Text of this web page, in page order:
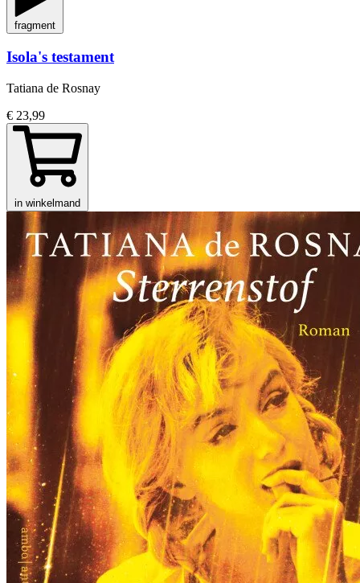
fragment
Isola's testament
Tatiana de Rosnay
€ 23,99
in winkelmand